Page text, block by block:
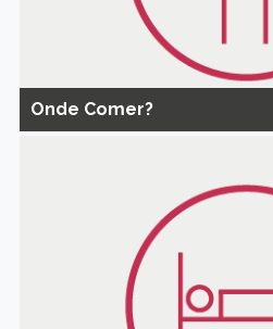
Onde Comer?